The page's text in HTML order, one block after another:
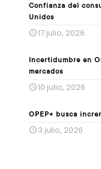
Confianza del
Unidos
17 julio, 2026
Incertidumbre en
mercados
10 julio, 2026
OPEP+ busca
3 julio, 2026